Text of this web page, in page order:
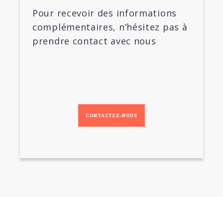
Pour recevoir des informations
complémentaires, n’hésitez pas à
prendre contact avec nous
CONTACTEZ-NOUS